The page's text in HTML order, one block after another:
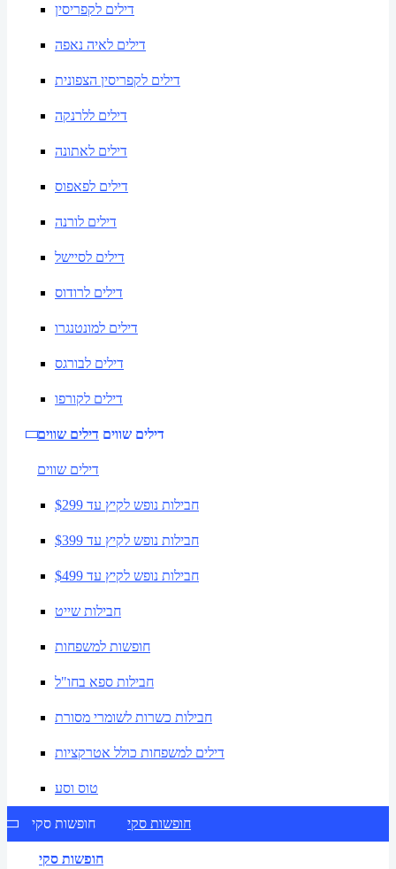
דילים לקפריסין
דילים לאיה נאפה
דילים לקפריסין הצפונית
דילים ללרנקה
דילים לאתונה
דילים לפאפוס
דילים לורנה
דילים לסיישל
דילים לרודוס
דילים למונטנגרו
דילים לבורגס
דילים לקורפו
דילים שווים דילים שווים
דילים שווים
חבילות נופש לקיץ עד $299
חבילות נופש לקיץ עד $399
חבילות נופש לקיץ עד $499
חבילות שייט
חופשות למשפחות
חבילות ספא בחו"ל
חבילות כשרות לשומרי מסורת
דילים למשפחות כולל אטרקציות
טוס וסע
חופשות סקי חופשות סקי
חופשות סקי